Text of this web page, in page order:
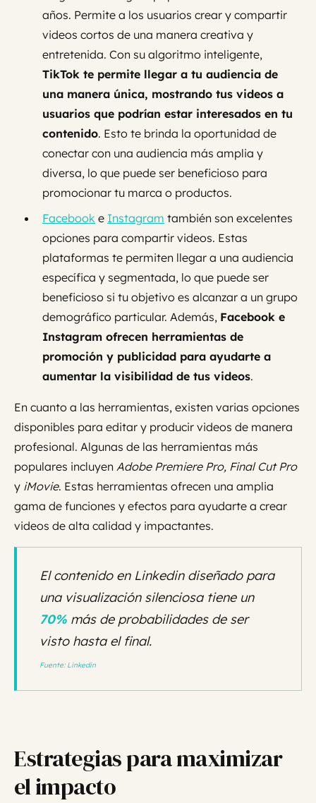
años. Permite a los usuarios crear y compartir
videos cortos de una manera creativa y
entretenida. Con su algoritmo inteligente,
TikTok te permite llegar a tu audiencia de
una manera única, mostrando tus videos a
usuarios que podrían estar interesados en tu
contenido. Esto te brinda la oportunidad de
conectar con una audiencia más amplia y
diversa, lo que puede ser beneficioso para
promocionar tu marca o productos.
Facebook e Instagram también son excelentes
opciones para compartir videos. Estas
plataformas te permiten llegar a una audiencia
específica y segmentada, lo que puede ser
beneficioso si tu objetivo es alcanzar a un grupo
demográfico particular. Además, Facebook e
Instagram ofrecen herramientas de
promoción y publicidad para ayudarte a
aumentar la visibilidad de tus videos.
En cuanto a las herramientas, existen varias opciones
disponibles para editar y producir videos de manera
profesional. Algunas de las herramientas más
populares incluyen Adobe Premiere Pro, Final Cut Pro
y iMovie. Estas herramientas ofrecen una amplia
gama de funciones y efectos para ayudarte a crear
videos de alta calidad y impactantes.
El contenido en Linkedin diseñado para
una visualización silenciosa tiene un
70% más de probabilidades de ser
visto hasta el final.
Fuente: Linkedin
Estrategias para maximizar
el impacto